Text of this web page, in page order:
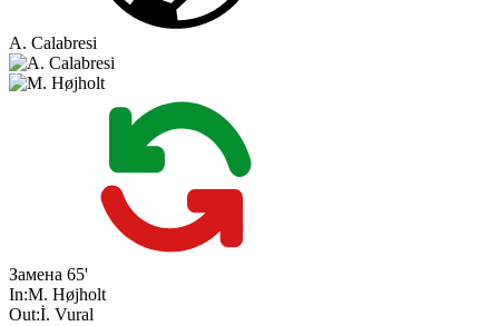
A. Calabresi
Замена 65'
In:M. Højholt
Out:İ. Vural